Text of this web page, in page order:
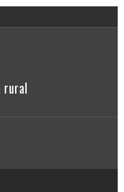
rural